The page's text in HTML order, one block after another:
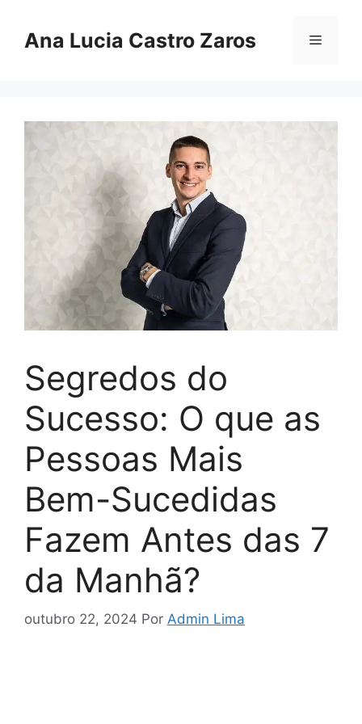
Ana Lucia Castro Zaros Menu
Segredos do
Sucesso: O que as
Pessoas Mais
Bem-Sucedidas
Fazem Antes das 7
da Manhã?
outubro 22, 2024 Por Admin Lima